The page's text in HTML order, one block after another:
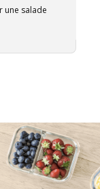
une salade